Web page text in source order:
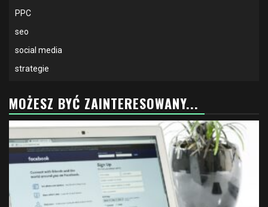
PPC
seo
social media
strategie
MOŻESZ BYĆ ZAINTERESOWANY...